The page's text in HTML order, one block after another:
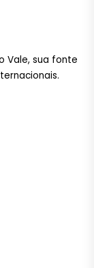
Vale, sua fonte